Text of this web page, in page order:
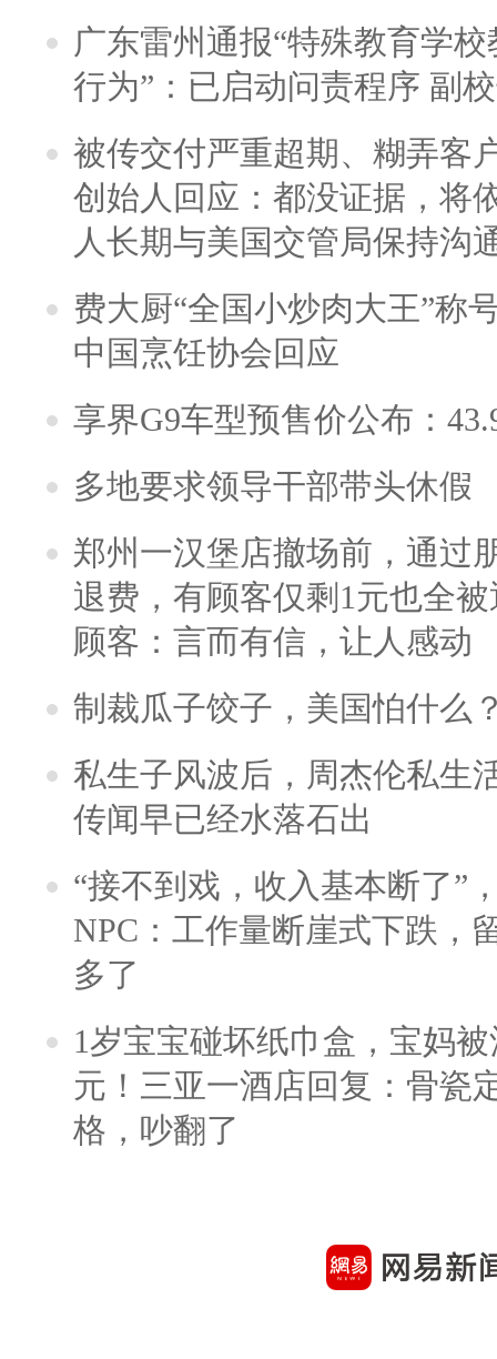
广东雷州通报“特殊教育学
行为”：已启动问责程序 副
被传交付严重超期、糊弄客
创始人回应：都没证据，将
人长期与美国交管局保持沟
费大厨“全国小炒肉大王”称
中国烹饪协会回应
享界G9车型预售价公布：
多地要求领导干部带头休假
郑州一汉堡店撤场前，通过
退费，有顾客仅剩1元也全
顾客：言而有信，让人感动
制裁瓜子饺子，美国怕什么
私生子风波后，周杰伦私生
传闻早已经水落石出
“接不到戏，收入基本断了”
NPC：工作量断崖式下跌，
多了
1岁宝宝碰坏纸巾盒，宝妈
元！三亚一酒店回复：骨瓷
格，吵翻了